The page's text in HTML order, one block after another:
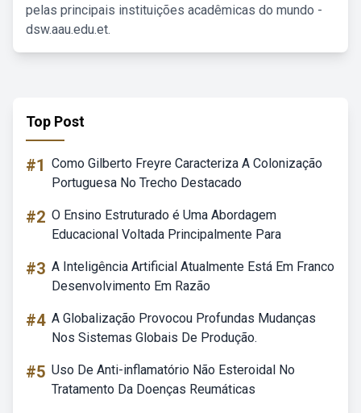
pelas principais instituições acadêmicas do mundo -
dsw.aau.edu.et.
Top Post
#1 Como Gilberto Freyre Caracteriza A Colonização
Portuguesa No Trecho Destacado
#2 O Ensino Estruturado é Uma Abordagem
Educacional Voltada Principalmente Para
#3 A Inteligência Artificial Atualmente Está Em Franco
Desenvolvimento Em Razão
#4 A Globalização Provocou Profundas Mudanças
Nos Sistemas Globais De Produção.
#5 Uso De Anti-inflamatório Não Esteroidal No
Tratamento Da Doenças Reumáticas